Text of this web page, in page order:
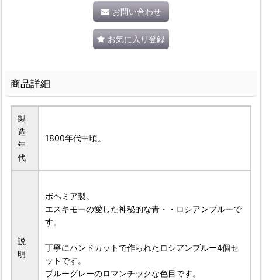
お問い合わせ
お気に入り登録
商品詳細
製
造
年
代
1800年代中頃。
説
明
ボヘミア製。
エスキモーの愛した神秘的な青・・ロシアンブルーで
す。
丁寧にハンドカットで作られたロシアンブルー4個セ
ットです。
ブルーグレーのロマンチックな色目です。